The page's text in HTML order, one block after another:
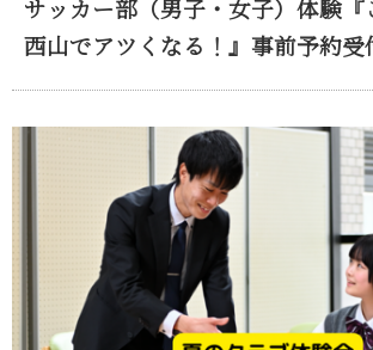
サッカー部（男子・女子）体験『
西山でアツくなる！』事前予約受